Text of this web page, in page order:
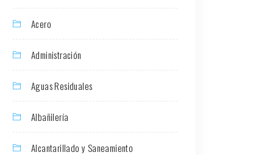
Acero
Administración
Aguas Residuales
Albañilería
Alcantarillado y Saneamiento